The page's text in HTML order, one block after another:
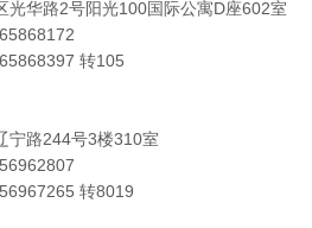
光华路2号阳光100国际公寓D座602室
转105
宁路244号3楼310室
转8019